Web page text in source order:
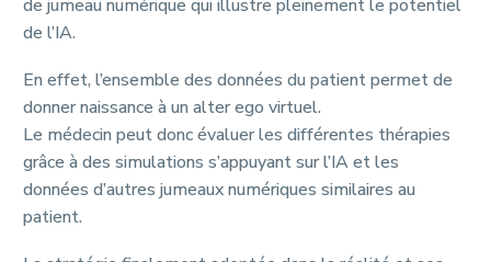
de jumeau numérique qui illustre pleinement le potentiel
de l’IA.
En effet, l’ensemble des données du patient permet de
donner naissance à un alter ego virtuel.
Le médecin peut donc évaluer les différentes thérapies
grâce à des simulations s’appuyant sur l’IA et les
données d’autres jumeaux numériques similaires au
patient.